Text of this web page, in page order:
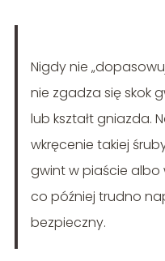
Nigdy nie
nie zgadza się skok
lub kształt gniazda.
wkręcenie takiej
gwint w piaście albo
co później trudno
bezpieczny.